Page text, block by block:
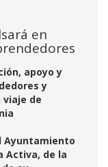
en
apoyo y
y
de
Ayuntamiento
Activa, de la